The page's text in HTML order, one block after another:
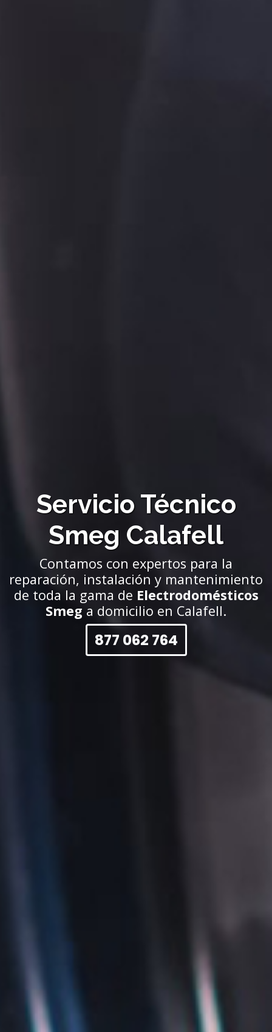
Servicio Técnico
Smeg Calafell
Contamos con expertos para la
reparación, instalación y mantenimiento
de toda la gama de Electrodomésticos
Smeg a domicilio en Calafell.
877 062 764